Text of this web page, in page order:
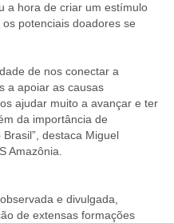
a hora de criar um estímulo
potenciais doadores se
de nos conectar a
a apoiar as causas
ajudar muito a avançar e ter
da importância de
destaca Miguel
Amazônia.
e divulgada,
de extensas formações